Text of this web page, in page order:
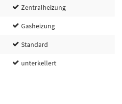
Zentralheizung
Gasheizung
Standard
unterkellert